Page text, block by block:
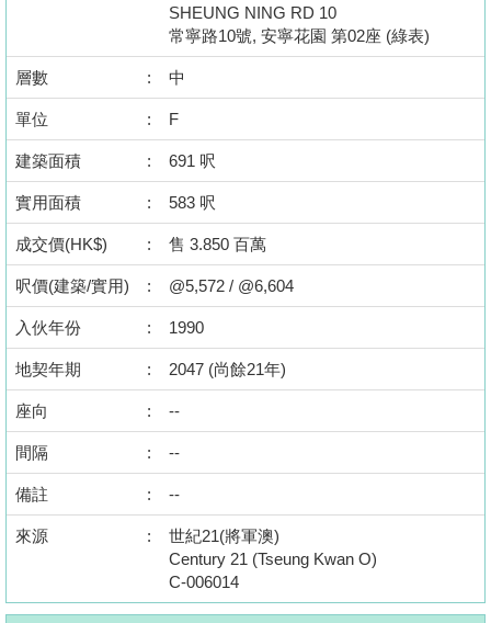
業
手
冊
關
於
我
們
SHEUNG NING RD 10
常寧路10號, 安寧花園 第02座 (綠表)
層數 : 中
單位 : F
建築面積 : 691 呎
實用面積 : 583 呎
成交價(HK$) : 售 3.850 百萬
呎價(建築/實用) : @5,572 / @6,604
入伙年份 : 1990
地契年期 : 2047 (尚餘21年)
座向 : --
間隔 : --
備註 : --
來源 :
世紀21(將軍澳)
Century 21 (Tseung Kwan O)
C-006014